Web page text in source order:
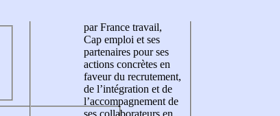
par France travail,
Cap emploi et ses
partenaires pour ses
actions concrètes en
faveur du recrutement,
de l’intégration et de
l’accompagnement de
ses collaborateurs en